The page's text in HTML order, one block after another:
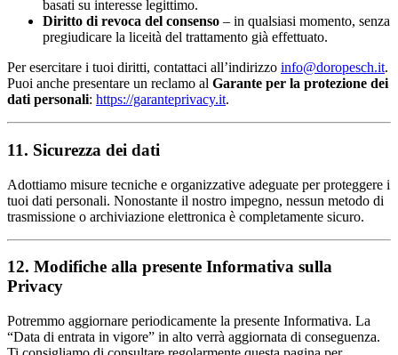
basati su interesse legittimo.
Diritto di revoca del consenso – in qualsiasi momento, senza
pregiudicare la liceità del trattamento già effettuato.
Per esercitare i tuoi diritti, contattaci all’indirizzo info@doropesch.it.
Puoi anche presentare un reclamo al Garante per la protezione dei
dati personali: https://garanteprivacy.it.
11. Sicurezza dei dati
Adottiamo misure tecniche e organizzative adeguate per proteggere i
tuoi dati personali. Nonostante il nostro impegno, nessun metodo di
trasmissione o archiviazione elettronica è completamente sicuro.
12. Modifiche alla presente Informativa sulla
Privacy
Potremmo aggiornare periodicamente la presente Informativa. La
“Data di entrata in vigore” in alto verrà aggiornata di conseguenza.